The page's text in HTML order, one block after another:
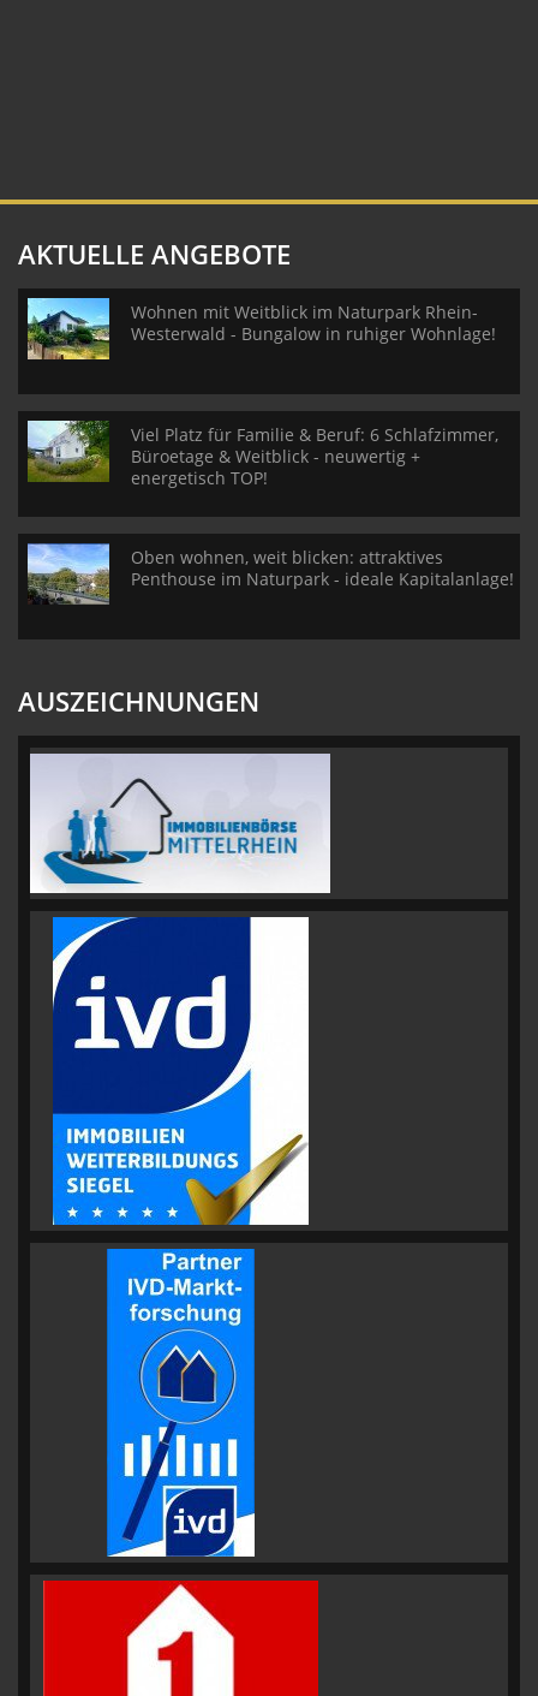
AKTUELLE ANGEBOTE
Wohnen mit Weitblick im Naturpark Rhein-
Westerwald - Bungalow in ruhiger Wohnlage!
Viel Platz für Familie & Beruf: 6 Schlafzimmer,
Büroetage & Weitblick - neuwertig +
energetisch TOP!
Oben wohnen, weit blicken: attraktives
Penthouse im Naturpark - ideale Kapitalanlage!
AUSZEICHNUNGEN